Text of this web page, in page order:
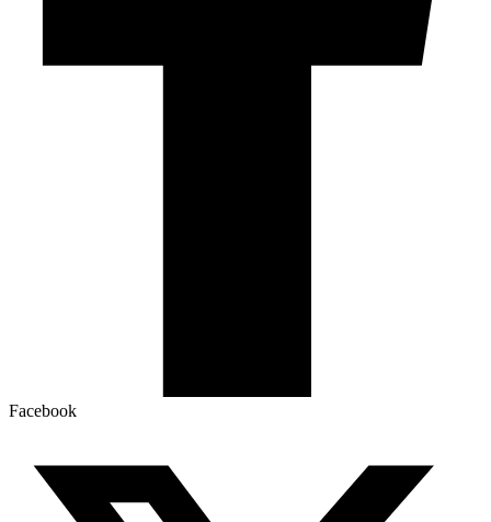
Facebook